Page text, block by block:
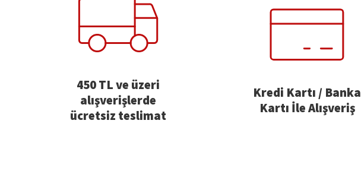
450 TL ve üzeri
alışverişlerde
ücretsiz teslimat
Kredi Kartı / Banka
Kartı İle Alışveriş